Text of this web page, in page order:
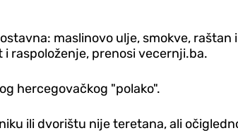
maslinovo ulje, smokve,
raspoloženje, prenosi vecernji.ba.
hercegovačkog "polako".
ili dvorištu nije teretana, ali